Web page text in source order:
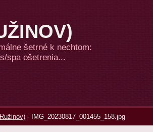
šetrné k nechtom:
spa ošetrenia...
- IMG_20230817_001455_158.jpg